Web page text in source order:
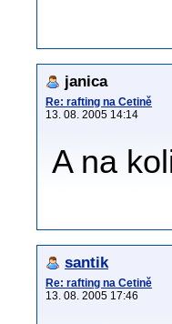
janica
Re: rafting na Cetině
13. 08. 2005 14:14
A na
santik
Re: rafting na Cetině
13. 08. 2005 17:46